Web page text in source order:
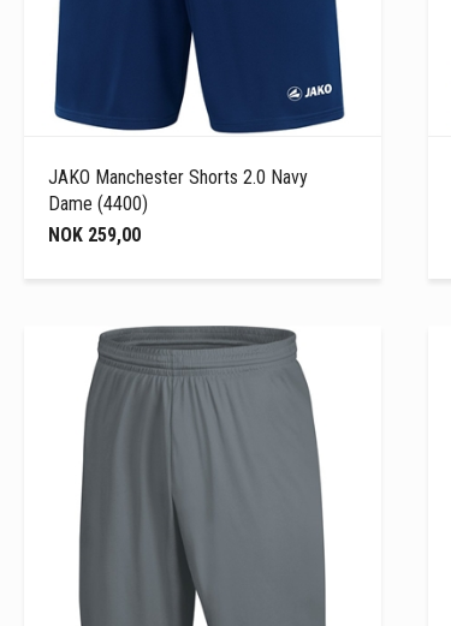
JAKO Manchester Shorts 2.0 Navy
Dame (4400)
NOK 259,00